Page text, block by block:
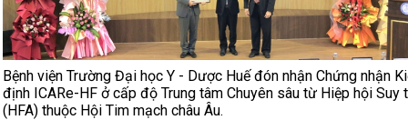
Bệnh viện Trường Đại học Y - Dược Huế đón nhận Chứng nhận
định ICARe-HF ở cấp độ Trung tâm Chuyên sâu từ Hiệp hội Suy
(HFA) thuộc Hội Tim mạch châu Âu.